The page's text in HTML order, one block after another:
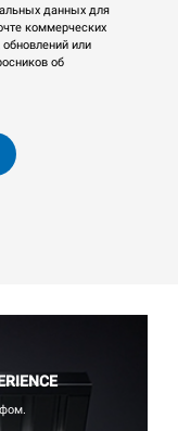
данных для
коммерческих
или
об